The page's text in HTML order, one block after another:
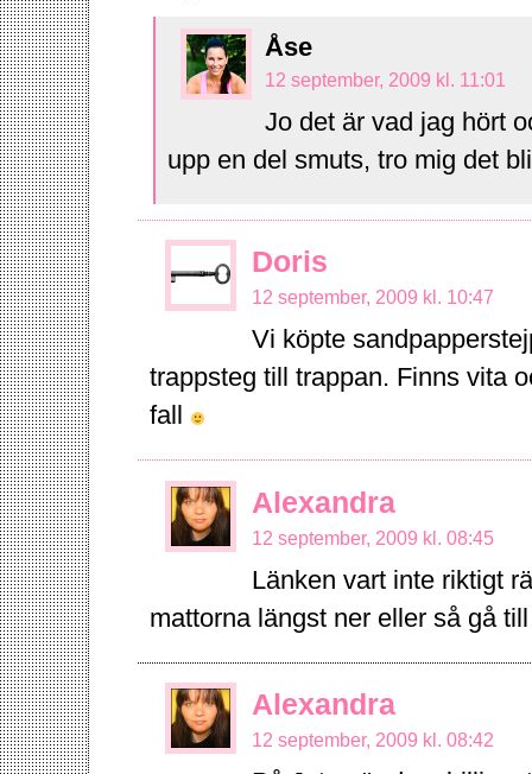
Åse
12 september, 2009 kl. 11:01
Jo det är vad jag hört
upp en del smuts, tro mig det
Doris
12 september, 2009 kl. 10:47
Vi köpte
trappsteg till trappan. Finns vita
fall
Alexandra
12 september, 2009 kl. 08:45
Länken vart inte riktigt
mattorna längst ner eller så gå
Alexandra
12 september, 2009 kl. 08:42